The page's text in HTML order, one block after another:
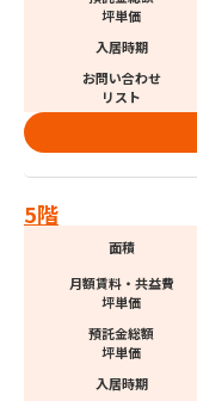
坪単価
入居時期
お問い合わせ
リスト
5階
面積
月額賃料・共益費
坪単価
預託金総額
坪単価
入居時期